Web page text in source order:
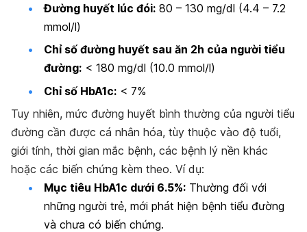
Đường huyết lúc đói: 80 – 130 mg/dl (4.4 – 7.2
mmol/l)
Chỉ số đường huyết sau ăn 2h của người tiểu
đường: < 180 mg/dl (10.0 mmol/l)
Chỉ số HbA1c: < 7%
Tuy nhiên, mức đường huyết bình thường của người tiểu
đường cần được cá nhân hóa, tùy thuộc vào độ tuổi,
giới tính, thời gian mắc bệnh, các bệnh lý nền khác
hoặc các biến chứng kèm theo. Ví dụ:
Mục tiêu HbA1c dưới 6.5%: Thường đối với
những người trẻ, mới phát hiện bệnh tiểu đường
và chưa có biến chứng.